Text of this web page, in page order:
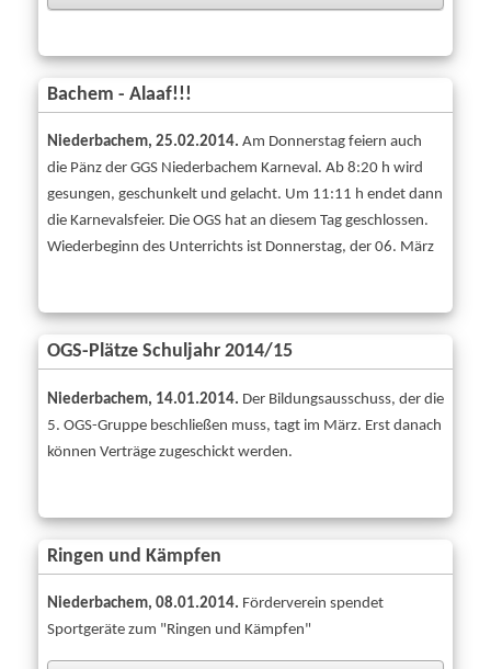
Bachem - Alaaf!!!
Niederbachem, 25.02.2014. Am Donnerstag feiern auch
die Pänz der GGS Niederbachem Karneval. Ab 8:20 h wird
gesungen, geschunkelt und gelacht. Um 11:11 h endet dann
die Karnevalsfeier. Die OGS hat an diesem Tag geschlossen.
Wiederbeginn des Unterrichts ist Donnerstag, der 06. März
OGS-Plätze Schuljahr 2014/15
Niederbachem, 14.01.2014. Der Bildungsausschuss, der die
5. OGS-Gruppe beschließen muss, tagt im März. Erst danach
können Verträge zugeschickt werden.
Ringen und Kämpfen
Niederbachem, 08.01.2014. Förderverein spendet
Sportgeräte zum "Ringen und Kämpfen"